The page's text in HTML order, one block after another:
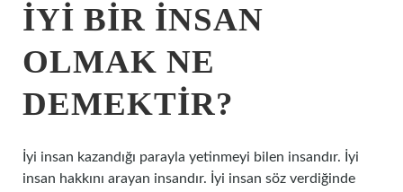
İYI BIR INSAN
OLMAK NE
DEMEKTIR?
İyi insan kazandığı parayla yetinmeyi bilen insandır. İyi
insan hakkını arayan insandır. İyi insan söz verdiğinde